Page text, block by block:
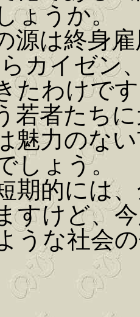
ょうか。
源は終身
カイゼン
たわけで
若者たち
魅力のな
しょう。
期的には
すけど、
うな社会